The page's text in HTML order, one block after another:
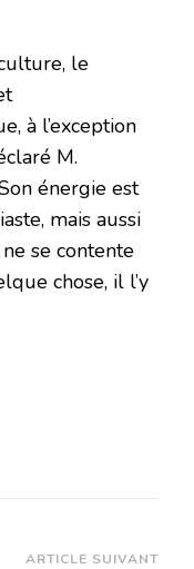
le
à l’exception
M.
énergie est
mais aussi
se contente
chose, il l’y
ARTICLE SUIVANT